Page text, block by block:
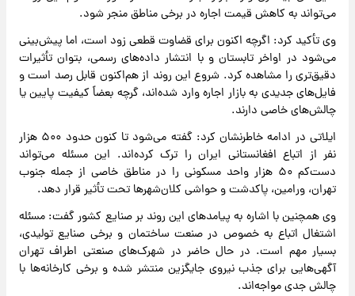
می‌تواند به کاهش قیمت اجاره در برخی مناطق منجر شود.
وی تأکید کرد: اگرچه اکنون برای قضاوت قطعی زود است، اما پیش‌بینی
می‌شود در اواخر تابستان و با انتشار داده‌های رسمی، بتوان تأثیرات
دقیق‌تری را مشاهده کرد. شروع این روند از هم‌اکنون قابل رصد است و
فایل‌های جدیدی به بازار اجاره وارد شده‌اند، گرچه بعضاً کیفیت پایین یا
چالش‌های خاصی دارند.
ایلاتی در ادامه خاطرنشان کرد: گفته می‌شود تا کنون حدود ۵۰۰ هزار
نفر از اتباع افغانستانی ایران را ترک کرده‌اند. این مسئله می‌تواند
دست‌کم ۵۰ هزار واحد مسکونی را در مناطق خاصی از جمله جنوب
تهران، ورامین، پاکدشت و حواشی کلان‌شهرها تحت تأثیر قرار دهد.
وی همچنین با اشاره به پیامدهای این روند بر صنایع کشور گفت: مسئله
اشتغال اتباع به‌ خصوص در صنعت ساختمان و برخی صنایع تولیدی،
بسیار مهم است. در حال حاضر در شهرک‌های صنعتی اطراف تهران
آگهی‌هایی برای جذب نیروی جایگزین منتشر شده و برخی کارخانه‌ها با
چالش جدی مواجه‌اند.